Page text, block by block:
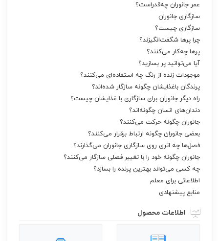
عمر جانوران چه‌قدراست؟
سازگاری جانوران
سازگاری چیست؟
چرا پرها شگفت‌انگیزند؟
پرها چه‌کار می‌کنند؟
آیا می‌توانید پر بسازید؟
موجودات زنده از رنگ چه استفاده‌ای می‌کنند؟
پرندگان باغذایشان چگونه سازگار شده‌اند‌؟
راه دیگر جانوران برای سازگاری با غذایشان چیست؟
دندان‌های انسان چگونه‌اند‌؟
جانوران چگونه حرکت می‌کنند؟
بعضی جانوران چگونه ارتباط برقرار می‌کنند؟
فصل‌ها چه اثری روی سازگاری جانوران می‌گذارند؟
جانوران چگونه خود را با تغییر فصلی سازگار می‌کنند؟
چه کسی می‌تواند بهترین پرنده را بسازد؟
اطلاعاتی برای معلم
منابع پیشنهادی
اطلاعات محصول